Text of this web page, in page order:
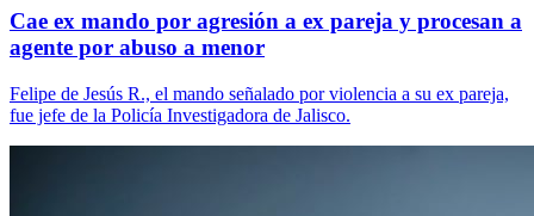
Cae ex mando por agresión a ex pareja y procesan a
agente por abuso a menor
Felipe de Jesús R., el mando señalado por violencia a su ex pareja,
fue jefe de la Policía Investigadora de Jalisco.